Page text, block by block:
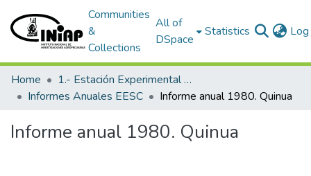
Communities
&
Collections
All of
DSpace
Statistics
Home
1.- Estación Experimental Santa Catalina
Informes Anuales EESC
Informe anual 1980. Quinua
Informe anual 1980. Quinua